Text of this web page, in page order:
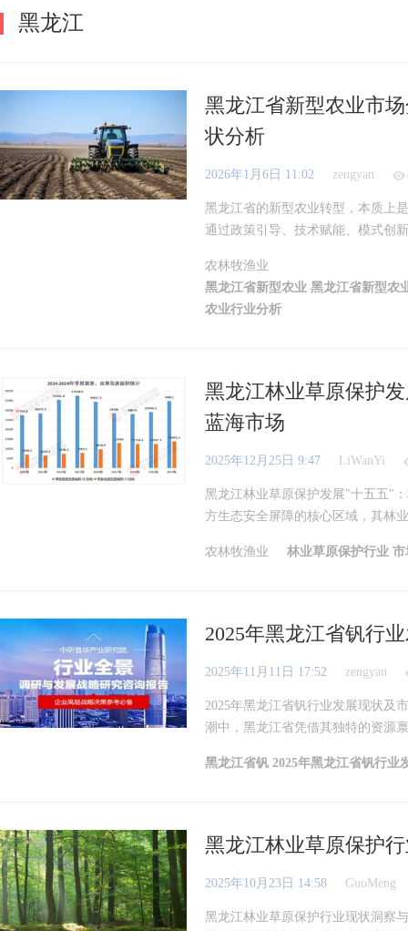
黑龙江
黑龙江省新型农业市
状分析
2026年1月6日 11:02 zengyan
黑龙江省的新型农业转型，本质上
通过政策引导、技术赋能、模式创
农林牧渔业
黑龙江省新型农业 黑龙江省新型农
农业行业分析
黑龙江林业草原保护
蓝海市场
2025年12月25日 9:47 LiWanYi
黑龙江林业草原保护发展"十五五"
方生态安全屏障的核心区域，其林
农林牧渔业 林业草原保护行业
2025年黑龙江省钒行
2025年11月11日 17:52 zengyan
2025年黑龙江省钒行业发展现状及
潮中，黑龙江省凭借其独特的资源
黑龙江省钒 2025年黑龙江省钒行业
黑龙江林业草原保护
2025年10月23日 14:58 GuoMeng
黑龙江林业草原保护行业现状洞察